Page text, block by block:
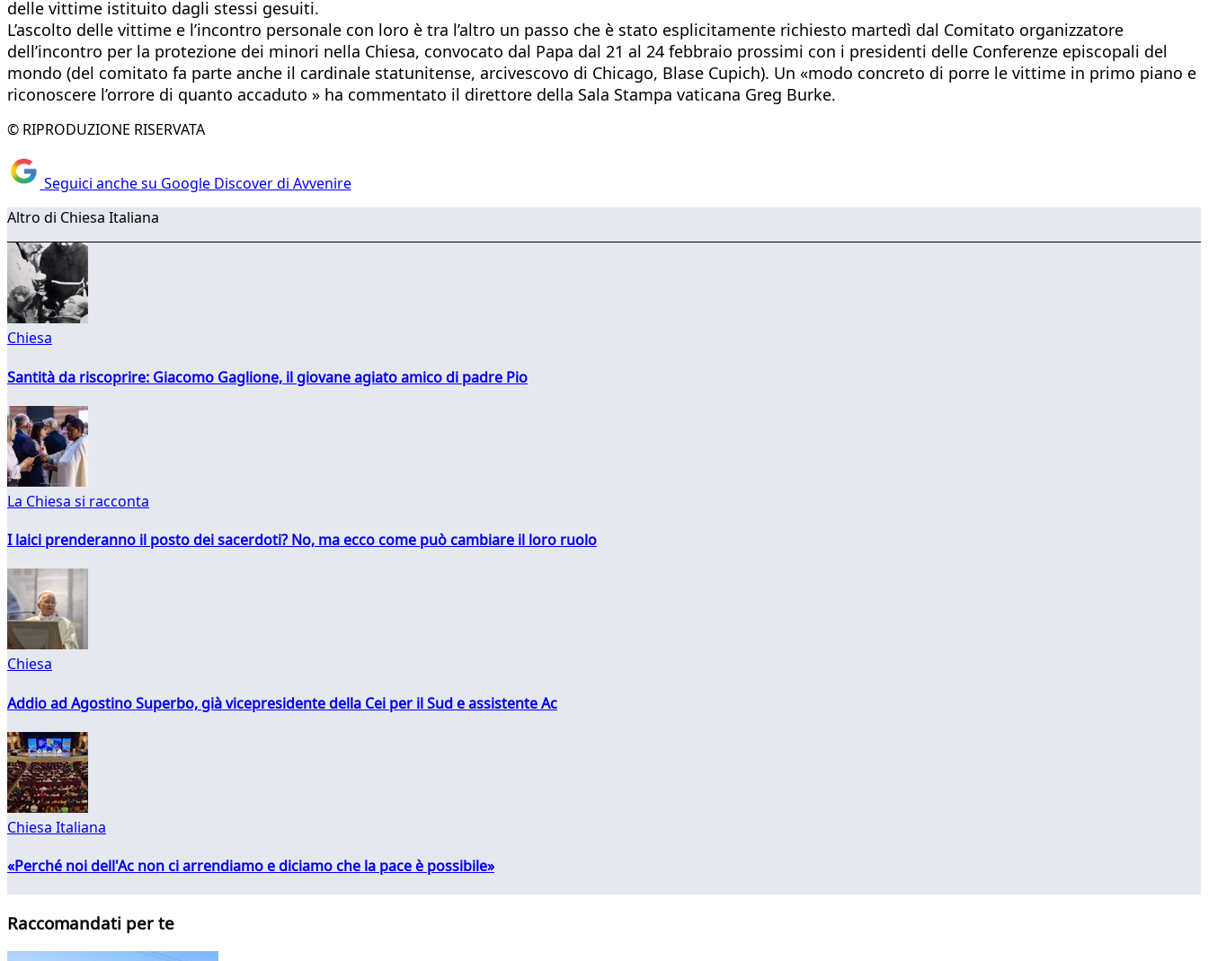
delle vittime istituito dagli stessi gesuiti.
L’ascolto delle vittime e l’incontro personale con loro è tra l’altro un passo che è stato esplicitamente richiesto martedì dal Comitato organizzatore
dell’incontro per la protezione dei minori nella Chiesa, convocato dal Papa dal 21 al 24 febbraio prossimi con i presidenti delle Conferenze episcopali del
mondo (del comitato fa parte anche il cardinale statunitense, arcivescovo di Chicago, Blase Cupich). Un «modo concreto di porre le vittime in primo piano e
riconoscere l’orrore di quanto accaduto » ha commentato il direttore della Sala Stampa vaticana Greg Burke.
© RIPRODUZIONE RISERVATA
Seguici anche su Google Discover di Avvenire
Altro di Chiesa Italiana
Chiesa
Santità da riscoprire: Giacomo Gaglione, il giovane agiato amico di padre Pio
La Chiesa si racconta
I laici prenderanno il posto dei sacerdoti? No, ma ecco come può cambiare il loro ruolo
Chiesa
Addio ad Agostino Superbo, già vicepresidente della Cei per il Sud e assistente Ac
Chiesa Italiana
«Perché noi dell'Ac non ci arrendiamo e diciamo che la pace è possibile»
Raccomandati per te